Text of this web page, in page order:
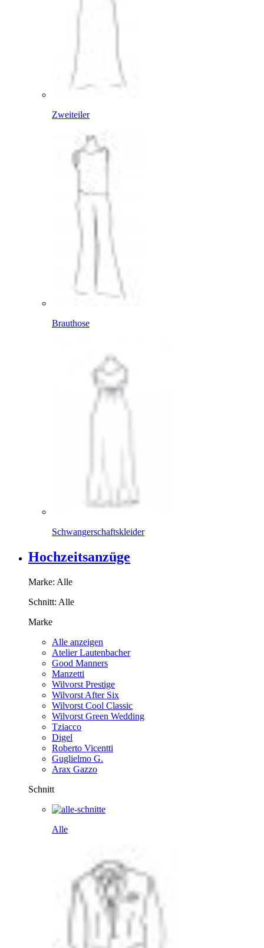
Zweiteiler
Brauthose
Schwangerschaftskleider
Hochzeitsanzüge
Marke: Alle
Schnitt: Alle
Marke
Alle anzeigen
Atelier Lautenbacher
Good Manners
Manzetti
Wilvorst Prestige
Wilvorst After Six
Wilvorst Cool Classic
Wilvorst Green Wedding
Tziacco
Digel
Roberto Vicentti
Guglielmo G.
Arax Gazzo
Schnitt
Alle